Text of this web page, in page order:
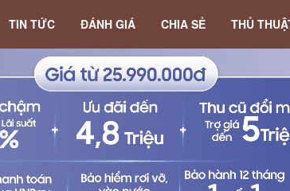
TIN TỨC ĐÁNH GIÁ CHIA SẺ THỦ